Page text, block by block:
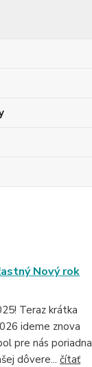
Nový rok
Teraz krátka
ideme znova
pre nás poriadna
dôvere... čítať